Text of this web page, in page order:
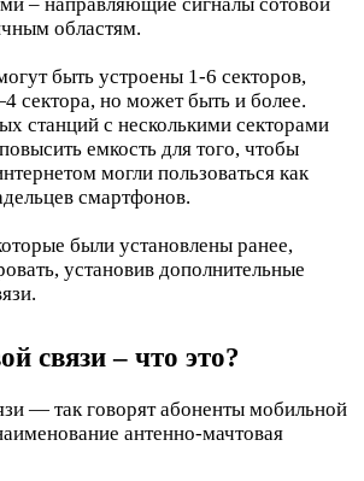
областям.
быть устроены 1-6 секторов,
сектора, но может быть и более.
станций с несколькими секторами
емкость для того, чтобы
могли пользоваться как
смартфонов.
были установлены ранее,
установив дополнительные
связи – что это?
— так говорят абоненты мобильной
антенно-мачтовая